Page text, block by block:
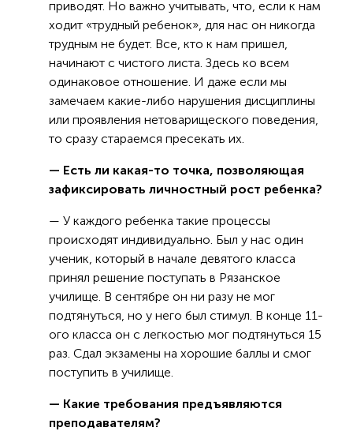
приводят. Но важно учитывать, что, если к нам
ходит «трудный ребенок», для нас он никогда
трудным не будет. Все, кто к нам пришел,
начинают с чистого листа. Здесь ко всем
одинаковое отношение. И даже если мы
замечаем какие-либо нарушения дисциплины
или проявления нетоварищеского поведения,
то сразу стараемся пресекать их.
— Есть ли какая-то точка, позволяющая
зафиксировать личностный рост ребенка?
— У каждого ребенка такие процессы
происходят индивидуально. Был у нас один
ученик, который в начале девятого класса
принял решение поступать в Рязанское
училище. В сентябре он ни разу не мог
подтянуться, но у него был стимул. В конце 11-
ого класса он с легкостью мог подтянуться 15
раз. Сдал экзамены на хорошие баллы и смог
поступить в училище.
— Какие требования предъявляются
преподавателям?